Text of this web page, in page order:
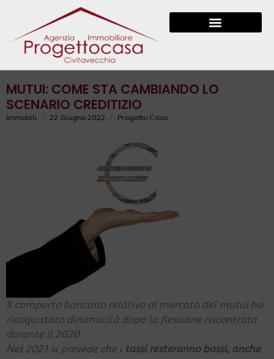
MUTUI: COME STA CAMBIANDO LO
SCENARIO CREDITIZIO
Immobili 22 Giugno 2022 Progetto Casa
Il comparto bancario relativo al mercato dei mutui ha
riacquistato dinamicità dopo la flessione riscontrata
durante il 2020.
Nel 2021 si prevede che i tassi resteranno bassi, anche